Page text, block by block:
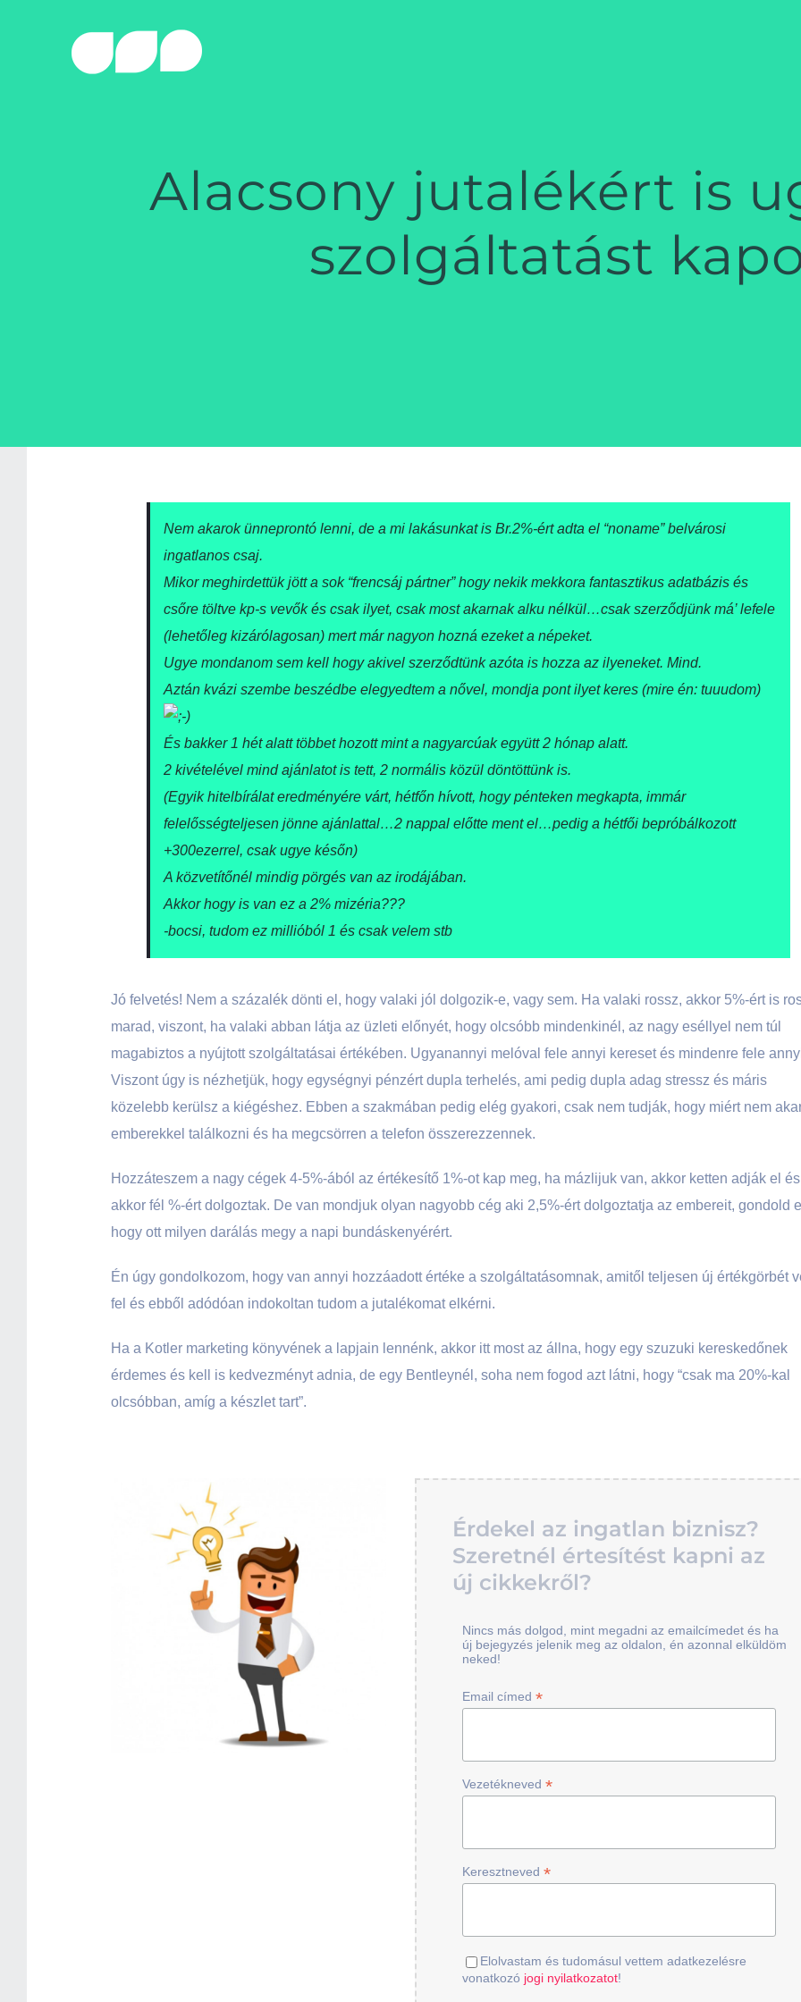
Alacsony jutalékért is
szolgáltatást
Nem akarok ünneprontó lenni, de a mi lakásunkat is Br.2%-ért adta el “noname” belvárosi
ingatlanos csaj.
Mikor meghirdettük jött a sok “frencsáj pártner” hogy nekik mekkora fantasztikus adatbázis és
csőre töltve kp-s vevők és csak ilyet, csak most akarnak alku nélkül…csak szerződjünk má’ lefele
(lehetőleg kizárólagosan) mert már nagyon hozná ezeket a népeket.
Ugye mondanom sem kell hogy akivel szerződtünk azóta is hozza az ilyeneket. Mind.
Aztán kvázi szembe beszédbe elegyedtem a nővel, mondja pont ilyet keres (mire én: tuuudom)
;-)
És bakker 1 hét alatt többet hozott mint a nagyarcúak együtt 2 hónap alatt.
2 kivételével mind ajánlatot is tett, 2 normális közül döntöttünk is.
(Egyik hitelbírálat eredményére várt, hétfőn hívott, hogy pénteken megkapta, immár
felelősségteljesen jönne ajánlattal…2 nappal előtte ment el…pedig a hétfői bepróbálkozott
+300ezerrel, csak ugye későn)
A közvetítőnél mindig pörgés van az irodájában.
Akkor hogy is van ez a 2% mizéria???
-bocsi, tudom ez millióból 1 és csak velem stb
Jó felvetés! Nem a százalék dönti el, hogy valaki jól dolgozik-e, vagy sem. Ha valaki rossz, akkor 5%-ért is
marad, viszont, ha valaki abban látja az üzleti előnyét, hogy olcsóbb mindenkinél, az nagy eséllyel nem túl
magabiztos a nyújtott szolgáltatásai értékében. Ugyanannyi melóval fele annyi kereset és mindenre fele
Viszont úgy is nézhetjük, hogy egységnyi pénzért dupla terhelés, ami pedig dupla adag stressz és máris
közelebb kerülsz a kiégéshez. Ebben a szakmában pedig elég gyakori, csak nem tudják, hogy miért nem
emberekkel találkozni és ha megcsörren a telefon összerezzennek.
Hozzáteszem a nagy cégek 4-5%-ából az értékesítő 1%-ot kap meg, ha mázlijuk van, akkor ketten adják el és
akkor fél %-ért dolgoztak. De van mondjuk olyan nagyobb cég aki 2,5%-ért dolgoztatja az embereit, gondold
hogy ott milyen darálás megy a napi bundáskenyérért.
Én úgy gondolkozom, hogy van annyi hozzáadott értéke a szolgáltatásomnak, amitől teljesen új értékgörbét
fel és ebből adódóan indokoltan tudom a jutalékomat elkérni.
Ha a Kotler marketing könyvének a lapjain lennénk, akkor itt most az állna, hogy egy szuzuki kereskedőnek
érdemes és kell is kedvezményt adnia, de egy Bentleynél, soha nem fogod azt látni, hogy “csak ma 20%-kal
olcsóbban, amíg a készlet tart”.
Érdekel az ingatlan biznisz?
Szeretnél értesítést kapni az
új cikkekről?
Nincs más dolgod, mint megadni az emailcímedet és ha
új bejegyzés jelenik meg az oldalon, én azonnal elküldöm
neked!
Email címed *
Vezetékneved *
Keresztneved *
Elolvastam és tudomásul vettem adatkezelésre
vonatkozó jogi nyilatkozatot!